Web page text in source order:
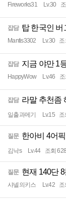
Fireworks31 Lv.30
잡담 탑 한국인 버
Mantis3302 Lv.30 조
잡담 지금 야만 1
HappyWow Lv.46
잡담 라말 추천좀
일출과메기 Lv.15 조
질문 한아비 4어
김낙s Lv.44 조회 628
질문 현재 140단
샤넬의키스 Lv.42 조